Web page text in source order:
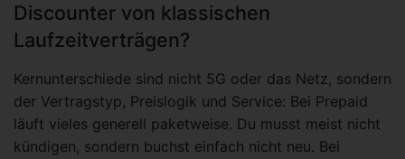
Discounter von klassischen
Laufzeitverträgen?
Kernunterschiede sind nicht 5G oder das Netz, sondern
der Vertragstyp, Preislogik und Service: Bei Prepaid
läuft vieles generell paketweise. Du musst meist nicht
kündigen, sondern buchst einfach nicht neu. Bei